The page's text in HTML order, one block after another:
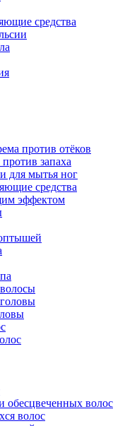
средства
против отёков
запаха
для мытья ног
средства
эффектом
обесцвеченных волос
волос